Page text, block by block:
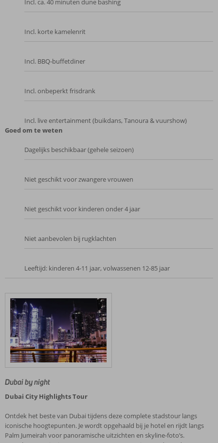
Incl. ca. 40 minuten dune bashing
Incl. korte kamelenrit
Incl. BBQ‑buffetdiner
Incl. onbeperkt frisdrank
Incl. live entertainment (buikdans, Tanoura & vuurshow)
Goed om te weten
Dagelijks beschikbaar (gehele seizoen)
Niet geschikt voor zwangere vrouwen
Niet geschikt voor kinderen onder 4 jaar
Niet aanbevolen bij rugklachten
Leeftijd: kinderen 4-11 jaar, volwassenen 12-85 jaar
Dubai by night
Dubai City Highlights Tour
Ontdek het beste van Dubai tijdens deze complete stadstour langs
iconische hoogtepunten. Je wordt opgehaald bij je hotel en rijdt langs
Palm Jumeirah voor panoramische uitzichten en skyline‑foto’s.